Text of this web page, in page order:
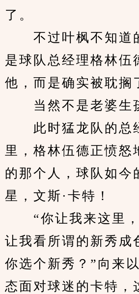
了。
不过叶枫不知道
是球队总经理格林伍
他，而是确实被耽搁
当然不是老婆生
此时猛龙队的总
里，格林伍德正愤怒
的那个人，球队如今
星，文斯·卡特！
“你让我来这里，
让我看所谓的新秀成
你选个新秀？”向来
态面对球迷的卡特，